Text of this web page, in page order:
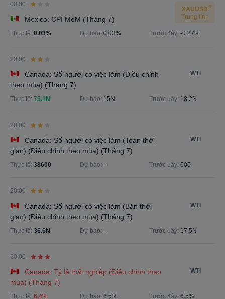
00:00
Mexico: CPI MoM (Tháng 7)
XAUUSD
Trung tính
Thực tế: 0.03% Dự báo: 0.03% Trước đây: -0.27%
20:00
Canada: Số người có việc làm (Điều chỉnh
theo mùa) (Tháng 7)
WTI
Thực tế: 75.1N Dự báo: 15N Trước đây: 18.2N
20:00
Canada: Số người có việc làm (Toàn thời
gian) (Điều chỉnh theo mùa) (Tháng 7)
WTI
Thực tế: 38600 Dự báo: -- Trước đây: 600
20:00
Canada: Số người có việc làm (Bán thời
gian) (Điều chỉnh theo mùa) (Tháng 7)
WTI
Thực tế: 36.6N Dự báo: -- Trước đây: 17.5N
20:00
Canada: Tỷ lệ thất nghiệp (Điều chỉnh theo
mùa) (Tháng 7)
WTI
Thực tế: 6.4% Dự báo: 6.5% Trước đây: 6.5%